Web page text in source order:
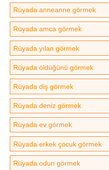
Rüyada anneanne görmek
Rüyada amca görmek
Rüyada yılan görmek
Rüyada öldüğünü görmek
Rüyada diş görmek
Rüyada deniz görmek
Rüyada ev görmek
Rüyada erkek çocuk görmek
Rüyada odun görmek